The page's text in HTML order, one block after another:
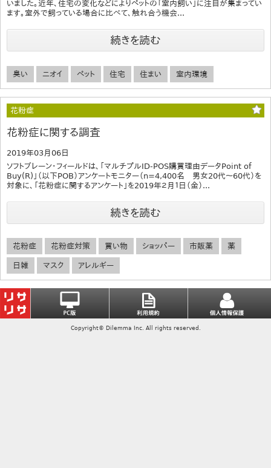
いました。近年、住宅の変化などによりペットの「室内飼い」に注目が集まってい
ます。室外で飼っている場合に比べて、触れ合う機会...
続きを読む
臭い ニオイ ペット 住宅 住まい 室内環境
花粉症
花粉症に関する調査
2019年03月06日
ソフトブレーン・フィールドは、「マルチプルID-POS購買理由データPoint of
Buy(R)」（以下POB）アンケートモニター（n=4,400名 男女20代～60代）を
対象に、「花粉症に関するアンケート」を2019年２月１日（金）...
続きを読む
花粉症 花粉症対策 買い物 ショッパー 市販薬 薬
日雑 マスク アレルギー
Copyright© Dilemma Inc. All rights reserved.